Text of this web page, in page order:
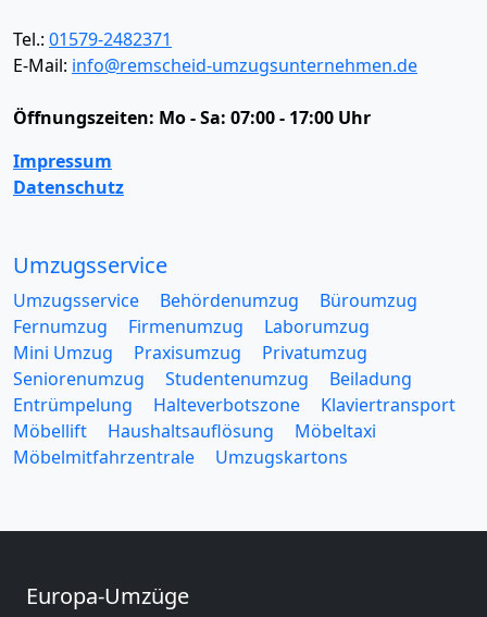
Tel.: 01579-2482371
E-Mail: info@remscheid-umzugsunternehmen.de
Öffnungszeiten: Mo - Sa: 07:00 - 17:00 Uhr
Impressum
Datenschutz
Umzugsservice
Umzugsservice Behördenumzug
Büroumzug
Fernumzug
Firmenumzug
Laborumzug
Mini Umzug
Praxisumzug
Privatumzug
Seniorenumzug
Studentenumzug
Beiladung
Entrümpelung
Halteverbotszone
Klaviertransport
Möbellift
Haushaltsauflösung
Möbeltaxi
Möbelmitfahrzentrale
Umzugskartons
Europa-Umzüge